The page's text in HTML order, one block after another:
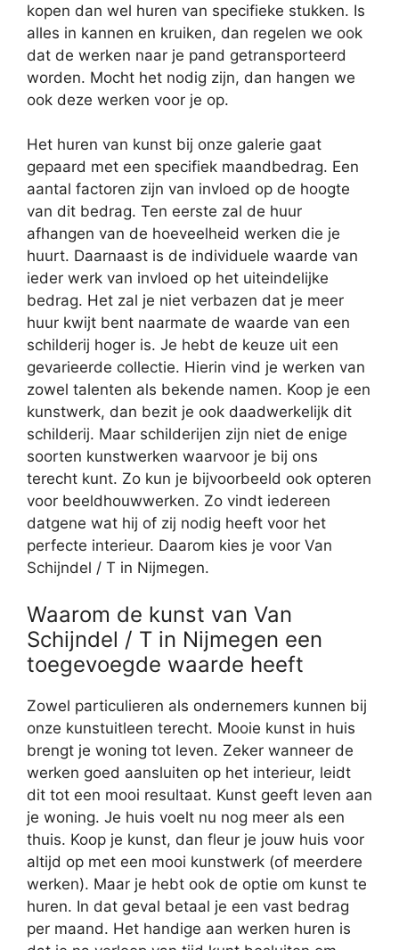
kopen dan wel huren van specifieke stukken. Is
alles in kannen en kruiken, dan regelen we ook
dat de werken naar je pand getransporteerd
worden. Mocht het nodig zijn, dan hangen we
ook deze werken voor je op.
Het huren van kunst bij onze galerie gaat
gepaard met een specifiek maandbedrag. Een
aantal factoren zijn van invloed op de hoogte
van dit bedrag. Ten eerste zal de huur
afhangen van de hoeveelheid werken die je
huurt. Daarnaast is de individuele waarde van
ieder werk van invloed op het uiteindelijke
bedrag. Het zal je niet verbazen dat je meer
huur kwijt bent naarmate de waarde van een
schilderij hoger is. Je hebt de keuze uit een
gevarieerde collectie. Hierin vind je werken van
zowel talenten als bekende namen. Koop je een
kunstwerk, dan bezit je ook daadwerkelijk dit
schilderij. Maar schilderijen zijn niet de enige
soorten kunstwerken waarvoor je bij ons
terecht kunt. Zo kun je bijvoorbeeld ook opteren
voor beeldhouwwerken. Zo vindt iedereen
datgene wat hij of zij nodig heeft voor het
perfecte interieur. Daarom kies je voor Van
Schijndel / T in Nijmegen.
Waarom de kunst van Van
Schijndel / T in Nijmegen een
toegevoegde waarde heeft
Zowel particulieren als ondernemers kunnen bij
onze kunstuitleen terecht. Mooie kunst in huis
brengt je woning tot leven. Zeker wanneer de
werken goed aansluiten op het interieur, leidt
dit tot een mooi resultaat. Kunst geeft leven aan
je woning. Je huis voelt nu nog meer als een
thuis. Koop je kunst, dan fleur je jouw huis voor
altijd op met een mooi kunstwerk (of meerdere
werken). Maar je hebt ook de optie om kunst te
huren. In dat geval betaal je een vast bedrag
per maand. Het handige aan werken huren is